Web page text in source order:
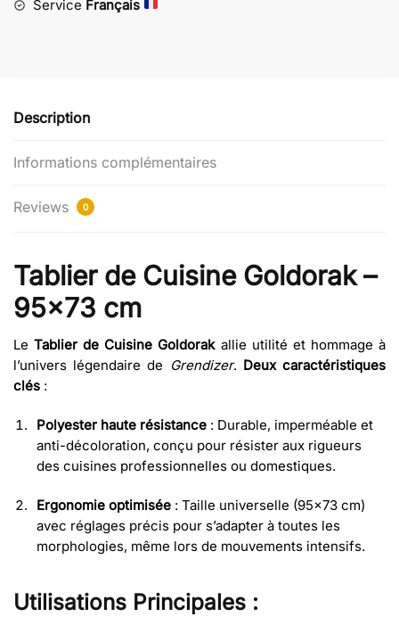
Service Français
Description
Informations complémentaires
Reviews 0
Tablier de Cuisine Goldorak –
95×73 cm
LeTablier de Cuisine Goldorakallie utilité et hommage à
l’univers légendaire de Grendizer. Deux caractéristiques
clés :
Polyester haute résistance : Durable, imperméable et
anti-décoloration, conçu pour résister aux rigueurs
des cuisines professionnelles ou domestiques.
Ergonomie optimisée : Taille universelle (95×73 cm)
avec réglages précis pour s’adapter à toutes les
morphologies, même lors de mouvements intensifs.
Utilisations Principales :